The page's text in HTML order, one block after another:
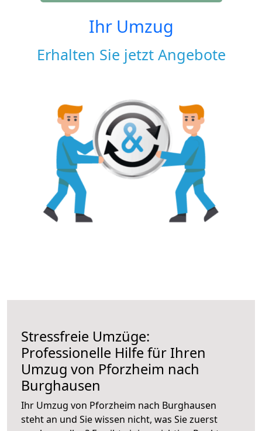
Ihr Umzug
Erhalten Sie jetzt Angebote
Stressfreie Umzüge:
Professionelle Hilfe für Ihren
Umzug von Pforzheim nach
Burghausen
Ihr Umzug von Pforzheim nach Burghausen
steht an und Sie wissen nicht, was Sie zuerst